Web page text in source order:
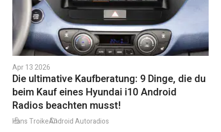
Apr 13 2026
Die ultimative Kaufberatung: 9 Dinge, die du
beim Kauf eines Hyundai i10 Android
Radios beachten musst!
Hans TroikeAndroid Autoradios